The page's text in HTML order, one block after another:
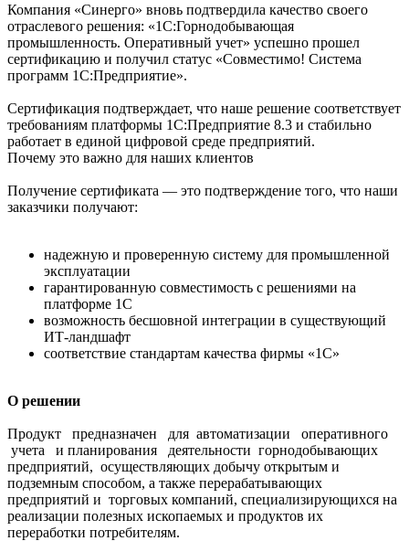
Компания «Синерго» вновь подтвердила качество своего
отраслевого решения: «1С:Горнодобывающая
промышленность. Оперативный учет» успешно прошел
сертификацию и получил статус «Совместимо! Система
программ 1С:Предприятие».
Сертификация подтверждает, что наше решение соответствует
требованиям платформы 1С:Предприятие 8.3 и стабильно
работает в единой цифровой среде предприятий.
Почему это важно для наших клиентов
Получение сертификата — это подтверждение того, что наши
заказчики получают:
надежную и проверенную систему для промышленной
эксплуатации
гарантированную совместимость с решениями на
платформе 1С
возможность бесшовной интеграции в существующий
ИТ-ландшафт
соответствие стандартам качества фирмы «1С»
О решении
Продукт предназначен для автоматизации оперативного
учета и планирования деятельности горнодобывающих
предприятий, осуществляющих добычу открытым и
подземным способом, а также перерабатывающих
предприятий и торговых компаний, специализирующихся на
реализации полезных ископаемых и продуктов их
переработки потребителям.